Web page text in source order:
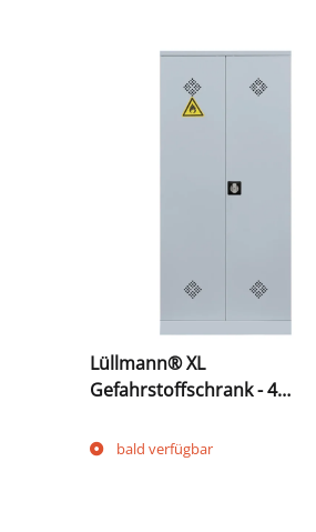
Lüllmann® XL
Gefahrstoffschrank - 4
bald verfügbar